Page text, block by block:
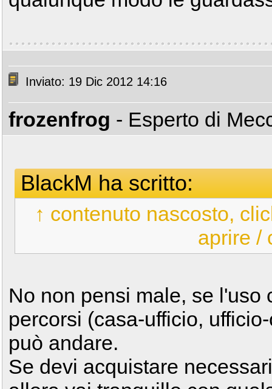
Inviato: 19 Dic 2012 14:16
frozenfrog - Esperto di
BlackM ha scritto:
↑ contenuto nascosto,
aprire /
No non pensi male, se l'uso
percorsi (casa-ufficio,
può andare.
Se devi acquistare